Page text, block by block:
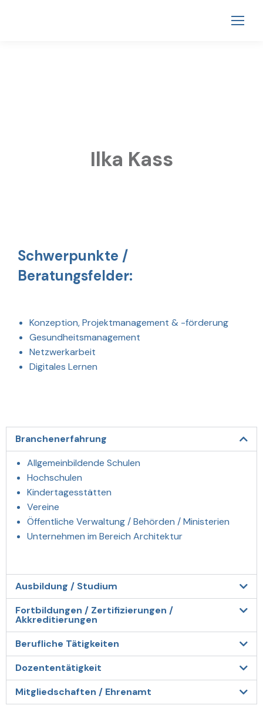
Ilka Kass
Schwerpunkte /
Beratungsfelder:
Konzeption, Projektmanagement & -förderung
Gesundheitsmanagement
Netzwerkarbeit
Digitales Lernen
Branchenerfahrung
Allgemeinbildende Schulen
Hochschulen
Kindertagesstätten
Vereine
Öffentliche Verwaltung / Behörden / Ministerien
Unternehmen im Bereich Architektur
Ausbildung / Studium
Fortbildungen / Zertifizierungen /
Akkreditierungen
Berufliche Tätigkeiten
Dozententätigkeit
Mitgliedschaften / Ehrenamt